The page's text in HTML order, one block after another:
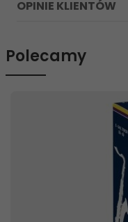
OPINIE KLIENTÓW
Polecamy